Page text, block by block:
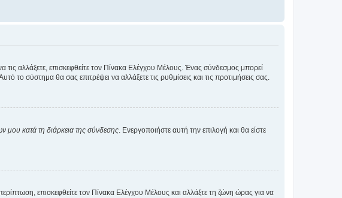
αλλάξετε, επισκεφθείτε τον Πίνακα Ελέγχου Μέλους. Ένας σύνδεσμος μπορεί
σύστημα θα σας επιτρέψει να αλλάξετε τις ρυθμίσεις και τις προτιμήσεις σας.
μου κατά τη διάρκεια της σύνδεσης. Ενεργοποιήστε αυτή την επιλογή και θα είστε
επισκεφθείτε τον Πίνακα Ελέγχου Μέλους και αλλάξτε τη ζώνη ώρας για να